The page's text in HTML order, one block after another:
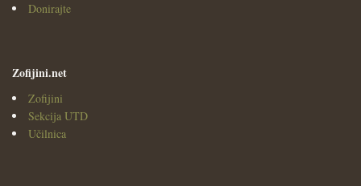
Donirajte
Zofijini.net
Zofijini
Sekcija UTD
Učilnica